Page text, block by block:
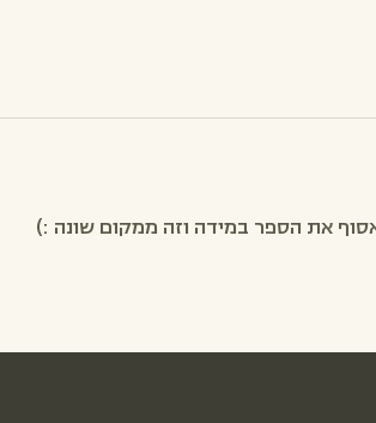
את הספר במידה וזה ממקום שונה :)